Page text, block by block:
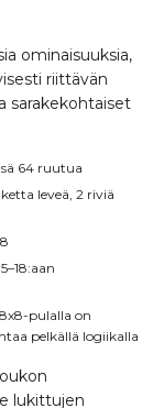
ominaisuuksia,
riittävän
sarakekohtaiset
64 ruutua
leveä, 2 riviä
pulalla on
pelkällä logiikalla
lukittujen